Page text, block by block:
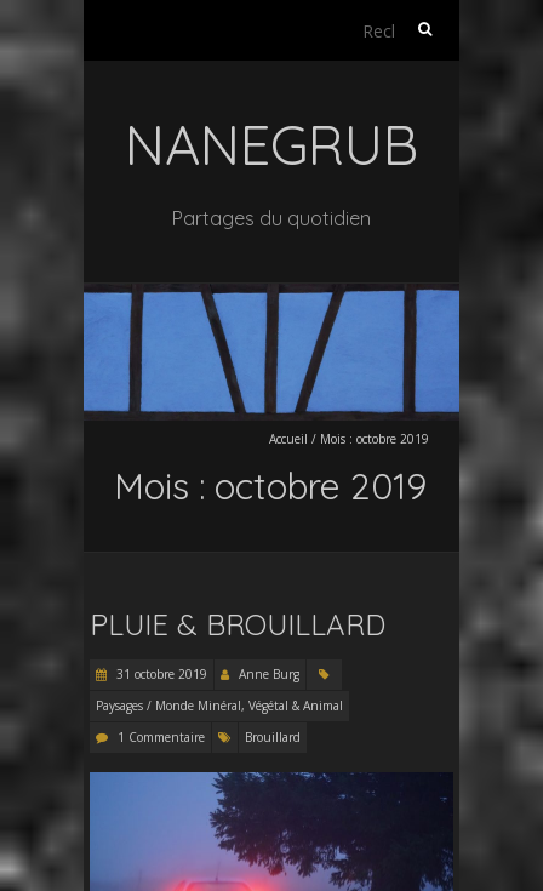
Rechercher :
NANEGRUB
Partages du quotidien
Accueil / Mois : octobre 2019
Mois : octobre 2019
PLUIE & BROUILLARD
31 octobre 2019
Anne Burg
Paysages / Monde Minéral, Végétal & Animal
1 Commentaire
Brouillard